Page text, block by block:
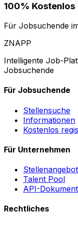
100% Kostenlos
Für Jobsuchende
ZNAPP
Intelligente Job-
Jobsuchende
Für Jobsuchende
Stellensuche
Informationen
Kostenlos
Für Unternehmen
Talent Pool
API-
Rechtliches